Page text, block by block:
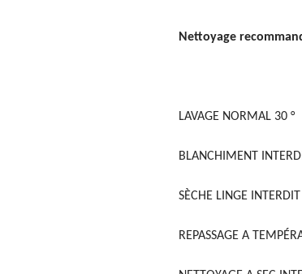
Nettoyage
LAVAGE NORMAL 30 °
BLANCHIMENT
SÈCHE LINGE INTERDIT
REPASSAGE A